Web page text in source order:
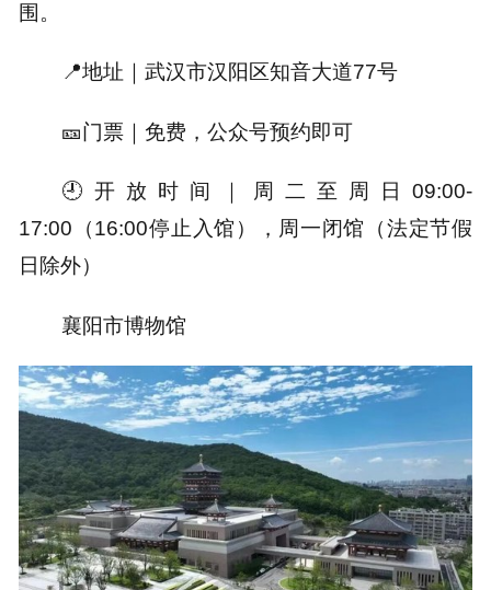
围。
📍地址｜ 武汉市汉阳区知音大道77号
🎫门票｜ 免费，公众号预约即可
🕘开放时间｜ 周二至周日09:00-
17:00（16:00停止入馆），周一闭馆（法定节假
日除外）
襄阳市博物馆